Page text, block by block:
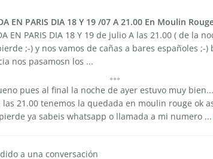
EN PARIS DIA 18 Y 19 /07 A 21.00 En Moulin
EN PARIS DIA 18 Y 19 de julio A las 21.00 ( de la
;-) y nos vamos de cañas a bares españoles ;-)
nos pasamosn los ...
pues al final la noche de ayer estuvo muy
las 21.00 tenemos la quedada en moulin rouge ok
ya sabeis whatsapp o llamada a mi numero ...
a una conversación